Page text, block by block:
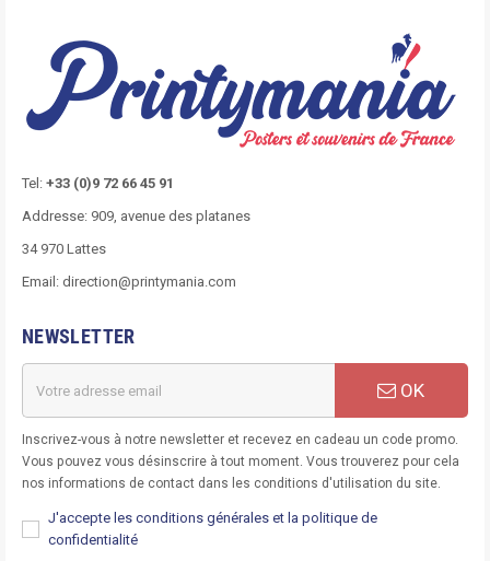
Tel: +33 (0)9 72 66 45 91
Addresse: 909, avenue des platanes
34 970 Lattes
Email: direction@printymania.com
NEWSLETTER
OK
Inscrivez-vous à notre newsletter et recevez en cadeau un code promo.
Vous pouvez vous désinscrire à tout moment. Vous trouverez pour cela
nos informations de contact dans les conditions d'utilisation du site.
J'accepte les conditions générales et la politique de
confidentialité